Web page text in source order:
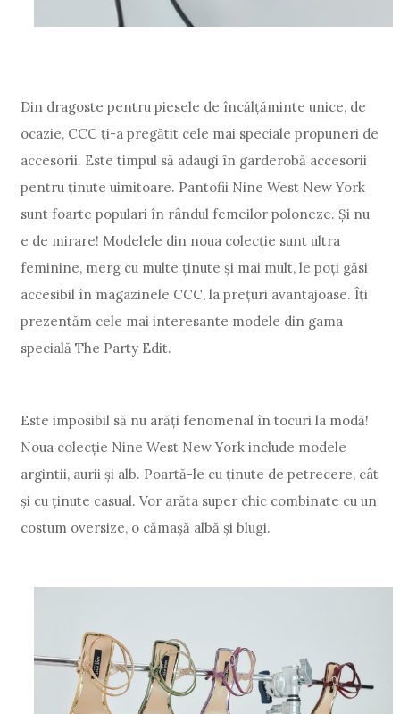
Din dragoste pentru piesele de încălțăminte unice, de
ocazie, CCC ți-a pregătit cele mai speciale propuneri de
accesorii. Este timpul să adaugi în garderobă accesorii
pentru ținute uimitoare. Pantofii Nine West New York
sunt foarte populari în rândul femeilor poloneze. Și nu
e de mirare! Modelele din noua colecție sunt ultra
feminine, merg cu multe ținute și mai mult, le poți găsi
accesibil în magazinele CCC, la prețuri avantajoase. Îți
prezentăm cele mai interesante modele din gama
specială The Party Edit.
Este imposibil să nu arăți fenomenal în tocuri la modă!
Noua colecție Nine West New York include modele
argintii, aurii și alb. Poartă-le cu ținute de petrecere, cât
și cu ținute casual. Vor arăta super chic combinate cu un
costum oversize, o cămașă albă și blugi.